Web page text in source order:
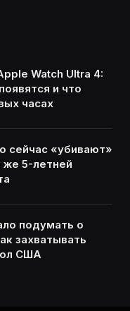
Watch Ultra 4:
и что
часах
сейчас «убивают»
же 5-летней
подумать о
захватывать
США